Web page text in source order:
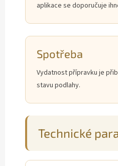
aplikace se doporučuje
Spotřeba
Vydatnost přípravku je
stavu podlahy.
Technické